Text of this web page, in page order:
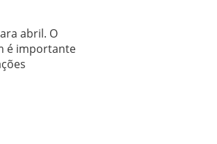
abril. O
é importante